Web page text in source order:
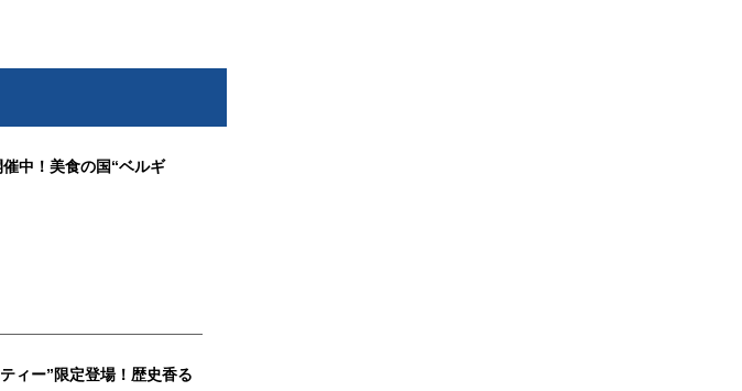
中！美食の国“ベルギ
ィー”限定登場！歴史香る